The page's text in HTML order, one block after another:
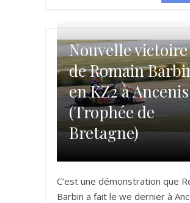
Nouvelle victoire
de Romain
en KZ2 à Ancenis
(Trophée de
Bretagne)
C’est une démonstration que
Barbin a fait le we dernier à